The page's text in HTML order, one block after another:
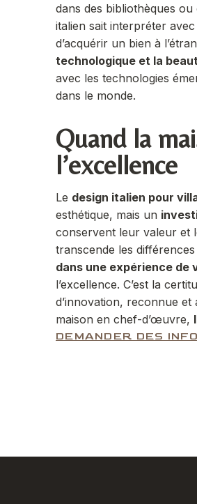
dans des bibliothèques
italien sait interpréter
d’acquérir un bien à
technologique et la
avec les technologies
dans le monde.
Quand la
l’excellence
Le design italien pour
esthétique, mais un
conservent leur valeur et
transcende les
dans une expérience de
l’excellence. C’est la
d’innovation, reconnue et
maison en chef-d’œuvre,
DEMANDER DES